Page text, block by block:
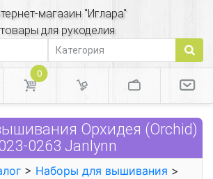
магазин "Иглара"
товары для рукоделия
0
Орхидея (Orchid)
0263 Janlynn
> Наборы для вышивания >